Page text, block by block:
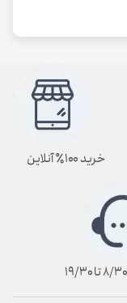
خرید ۱۰۰٪ آنلاین